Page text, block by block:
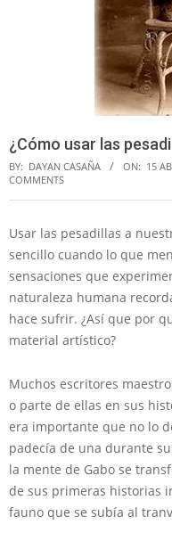
¿Cómo usar las
BY: DAYAN CASAÑA ON: 15
COMMENTS
Usar las pesadillas a
sencillo cuando lo que
sensaciones que
naturaleza humana
hace sufrir. ¿Así que por
material artístico?
Muchos escritores
o parte de ellas en sus
era importante que no lo
padecía de una durante
la mente de Gabo se
de sus primeras historias
fauno que se subía al